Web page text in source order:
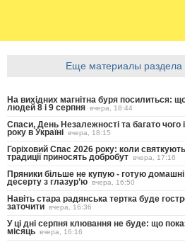
Еще материалы раздела
На вихідних магнітна буря посилиться:
людей 8 і 9 серпня вчера, 18:44
Спаси, День Незалежності та багато чого
року в Україні вчера, 18:15
Горіховий Спас 2026 року: коли
традиції приносять добробут вчера, 17:16
Пряники більше не купую - готую
десерту з глазур’ю вчера, 16:50
Навіть стара радянська тертка буде
заточити вчера, 16:36
У ці дні серпня клювання не буде: що
місяць вчера, 16:16